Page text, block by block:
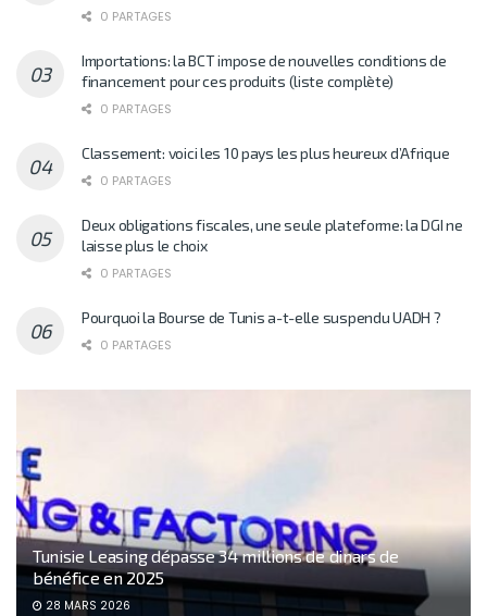
0 PARTAGES
Importations: la BCT impose de nouvelles conditions de
financement pour ces produits (liste complète)
0 PARTAGES
Classement: voici les 10 pays les plus heureux d’Afrique
0 PARTAGES
Deux obligations fiscales, une seule plateforme: la DGI ne
laisse plus le choix
0 PARTAGES
Pourquoi la Bourse de Tunis a-t-elle suspendu UADH ?
0 PARTAGES
Tunisie Leasing dépasse 34 millions de dinars de
bénéfice en 2025
28 MARS 2026